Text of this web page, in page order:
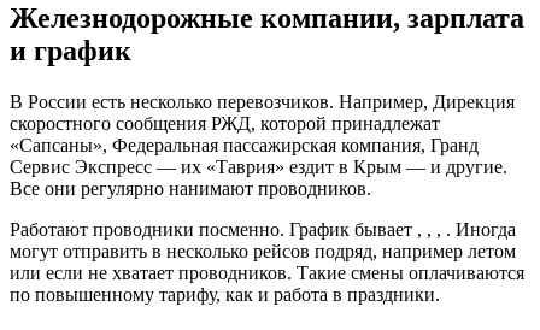
Железнодорожные компании, зарплата
и график
В России есть несколько перевозчиков. Например, Дирекция
скоростного сообщения РЖД, которой принадлежат
«Сапсаны», Федеральная пассажирская компания, Гранд
Сервис Экспресс — их «Таврия» ездит в Крым — и другие.
Все они регулярно нанимают проводников.
Работают проводники посменно. График бывает , , , . Иногда
могут отправить в несколько рейсов подряд, например летом
или если не хватает проводников. Такие смены оплачиваются
по повышенному тарифу, как и работа в праздники.